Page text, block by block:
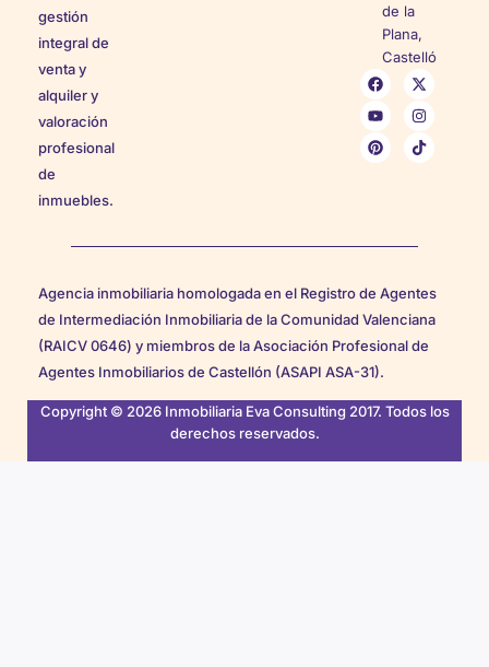
gestión
integral de
venta y
alquiler y
valoración
profesional
de
inmuebles.
de la
Plana,
Castelló
Agencia inmobiliaria homologada en el Registro de Agentes
de Intermediación Inmobiliaria de la Comunidad Valenciana
(RAICV 0646) y miembros de la Asociación Profesional de
Agentes Inmobiliarios de Castellón (ASAPI ASA-31).
Copyright © 2026 Inmobiliaria Eva Consulting 2017. Todos los
derechos reservados.